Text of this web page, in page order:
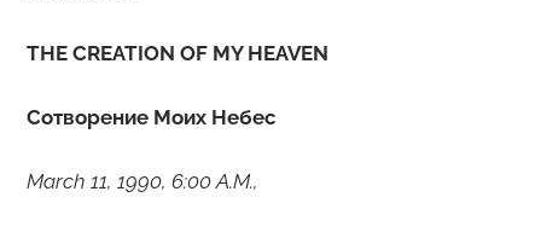
THE CREATION OF MY HEAVEN
Сотворение Моих Небес
March 11, 1990, 6:00 A.M.,